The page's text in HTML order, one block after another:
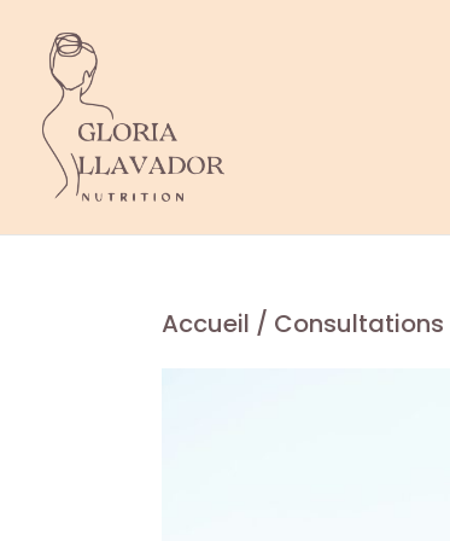
Accueil / Consultations